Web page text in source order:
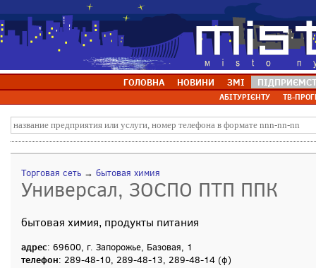
ГОЛОВНА НОВИНИ ЗМІ
АБІТУРІЄНТУ ТВ-
Торговая сеть → бытовая химия
Универсал, ЗОСПО ПТП ППК
бытовая химия, продукты питания
адрес: 69600, г. Запорожье, Базовая, 1
телефон: 289-48-10, 289-48-13, 289-48-14 (ф)